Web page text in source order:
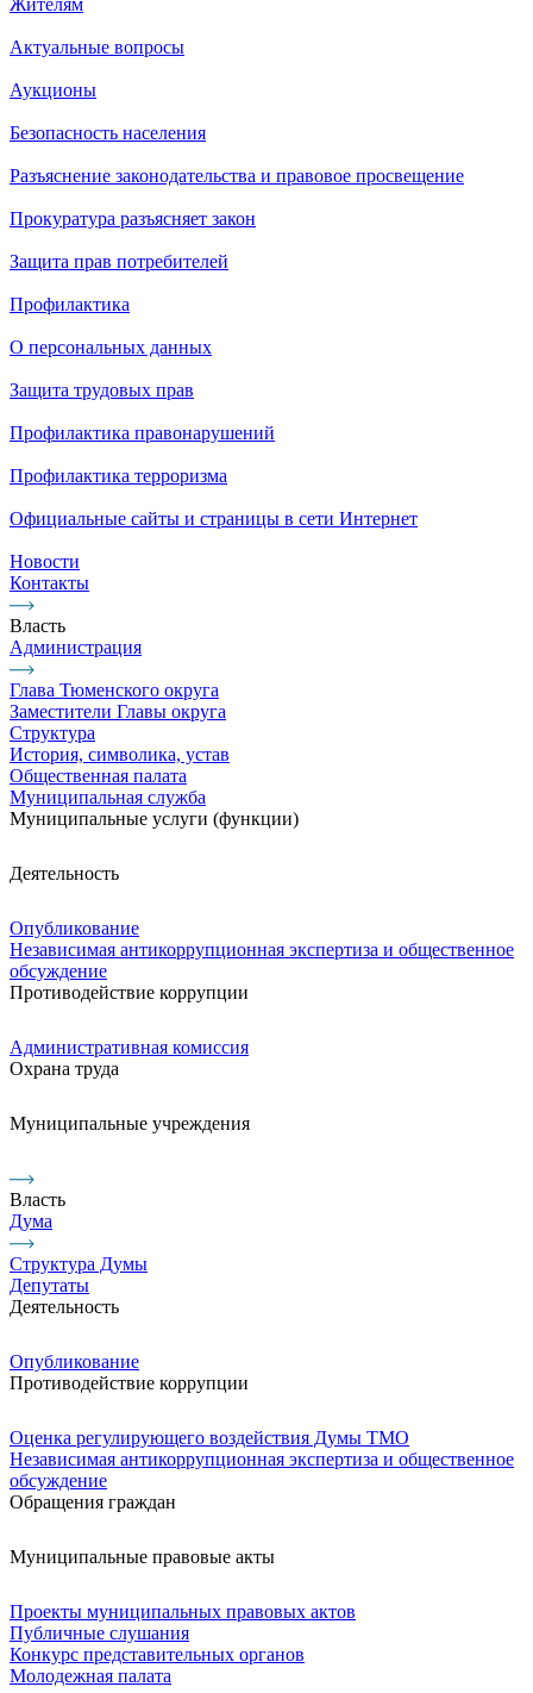
Жителям
Актуальные вопросы
Аукционы
Безопасность населения
Разъяснение законодательства и правовое просвещение
Прокуратура разъясняет закон
Защита прав потребителей
Профилактика
О персональных данных
Защита трудовых прав
Профилактика правонарушений
Профилактика терроризма
Официальные сайты и страницы в сети Интернет
Новости
Контакты
Власть
Администрация
Глава Тюменского округа
Заместители Главы округа
Структура
История, символика, устав
Общественная палата
Муниципальная служба
Муниципальные услуги (функции)
Деятельность
Опубликование
Независимая антикоррупционная экспертиза и общественное
обсуждение
Противодействие коррупции
Административная комиссия
Охрана труда
Муниципальные учреждения
Власть
Дума
Структура Думы
Депутаты
Деятельность
Опубликование
Противодействие коррупции
Оценка регулирующего воздействия Думы ТМО
Независимая антикоррупционная экспертиза и общественное
обсуждение
Обращения граждан
Муниципальные правовые акты
Проекты муниципальных правовых актов
Публичные слушания
Конкурс представительных органов
Молодежная палата